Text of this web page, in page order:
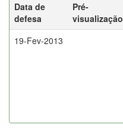
Data de
defesa
Pré-
visualização
19-Fev-2013